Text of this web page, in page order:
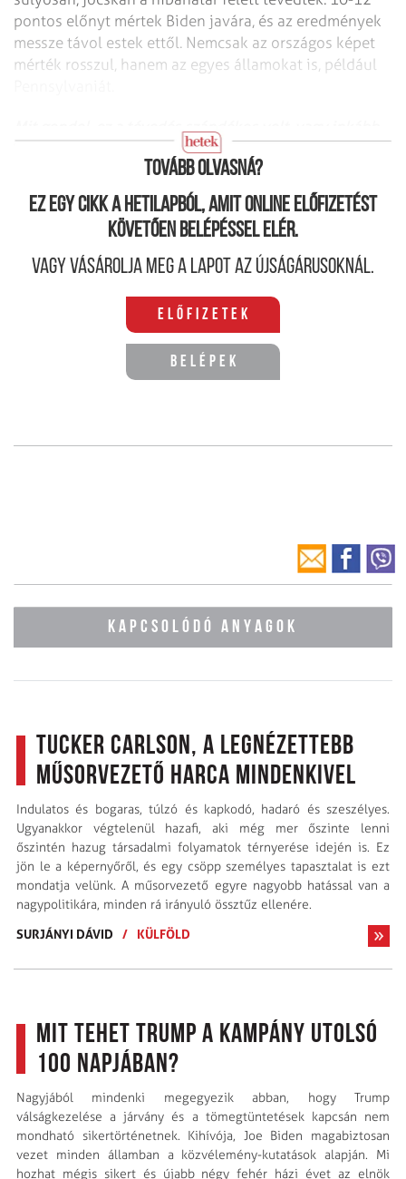
pontos előnyt mértek Biden javára, és az eredmények
messze távol estek ettől. Nemcsak az országos képet
mérték rosszul, hanem az egyes államokat is, például
szakmai hibáról van szó?
Tovább olvasná?
Ez egy cikk a hetilapból, amit online előfizetést
követően belépéssel elér.
Vagy vásárolja meg a lapot az újságárusoknál.
Előfizetek
Belépek
KAPCSOLÓDÓ ANYAGOK
Tucker Carlson, a legnézettebb
műsorvezető harca mindenkivel
Indulatos és bogaras, túlzó és kapkodó, hadaró és szeszélyes.
Ugyanakkor végtelenül hazafi, aki még mer őszinte lenni
őszintén hazug társadalmi folyamatok térnyerése idején is. Ez
jön le a képernyőről, és egy csöpp személyes tapasztalat is ezt
mondatja velünk. A műsorvezető egyre nagyobb hatással van a
nagypolitikára, minden rá irányuló össztűz ellenére.
SURJÁNYI DÁVID
/ KÜLFÖLD
Mit tehet Trump a kampány utolsó
100 napjában?
Nagyjából mindenki megegyezik abban, hogy Trump
válságkezelése a járvány és a tömegtüntetések kapcsán nem
mondható sikertörténetnek. Kihívója, Joe Biden magabiztosan
vezet minden államban a közvélemény-kutatások alapján. Mi
hozhat mégis sikert és újabb négy fehér házi évet az elnök